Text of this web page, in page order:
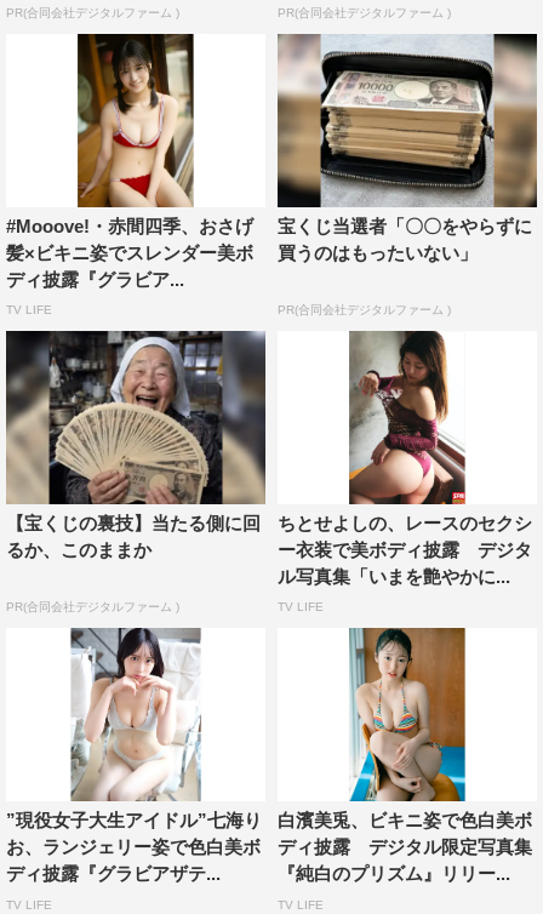
PR(合同会社デジタルファーム ) PR(合同会社デジタルファーム )
#Mooove!・赤間四季、おさげ
髪×ビキニ姿でスレンダー美ボ
ディ披露『グラビア...
TV LIFE
宝くじ当選者「〇〇をやらずに
買うのはもったいない」
PR(合同会社デジタルファーム )
【宝くじの裏技】当たる側に回
るか、このままか
PR(合同会社デジタルファーム )
ちとせよしの、レースのセクシ
ー衣装で美ボディ披露 デジタ
ル写真集「いまを艶やかに...
TV LIFE
”現役女子大生アイドル”七海り
お、ランジェリー姿で色白美ボ
ディ披露『グラビアザテ...
TV LIFE
白濱美兎、ビキニ姿で色白美ボ
ディ披露 デジタル限定写真集
『純白のプリズム』リリー...
TV LIFE